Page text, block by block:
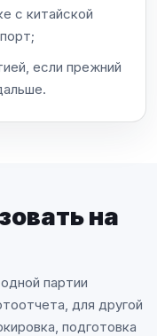
с китайской
если прежний
на
партии
для другой
подготовка